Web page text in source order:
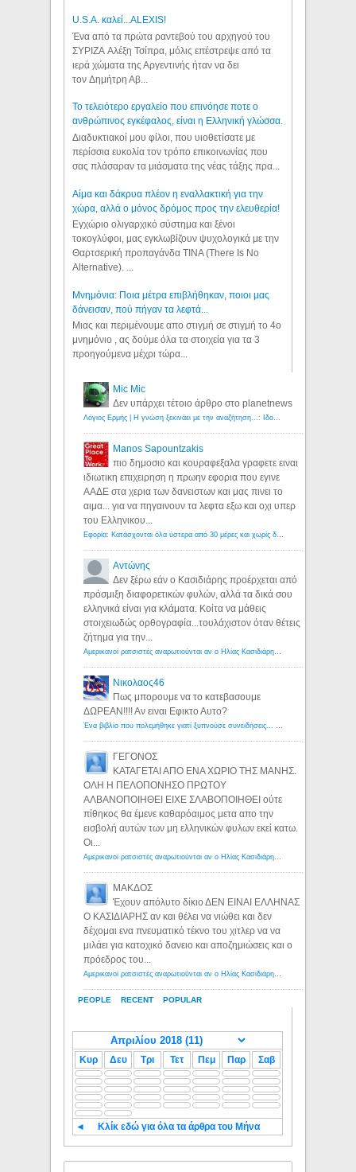
U.S.A. καλεί...ALEXIS!
Ένα από τα πρώτα ραντεβού του αρχηγού του
ΣΥΡΙΖΑ Αλέξη Τσίπρα, μόλις επέστρεψε από τα
ιερά χώματα της Αργεντινής ήταν να δει
τον Δημήτρη Αβ...
Το τελειότερο εργαλείο που επινόησε ποτε ο
ανθρώπινος εγκέφαλος, είναι η Ελληνική γλώσσα.
Διαδυκτιακοί μου φίλοι, που υιοθετίσατε με
περίσσια ευκολία τον τρόπο επικοινωνίας που
σας πλάσαραν τα μιάσματα της νέας τάξης πρα...
Αίμα και δάκρυα πλέον η εναλλακτική για την
χώρα, αλλά ο μόνος δρόμος προς την ελευθερία!
Εγχώριο ολιγαρχικό σύστημα και ξένοι
τοκογλύφοι, μας εγκλωβίζουν ψυχολογικά με την
Θαρτσερική προπαγάνδα TINA (There Is No
Alternative). ...
Μνημόνια: Ποια μέτρα επιβλήθηκαν, ποιοι μας
δάνεισαν, πού πήγαν τα λεφτά...
Μιας και περιμένουμε απο στιγμή σε στιγμή το 4ο
μνημόνιο , ας δούμε όλα τα στοιχεία για τα 3
προηγούμενα μέχρι τώρα...
PEOPLE RECENT POPULAR
Mic Mic
Δεν υπάρχει τέτοιο άρθρο στο planetnews
Manos Sapountzakis
πιο δημοσιο και κουραφεξαλα γραφετε ειναι
ιδιωτικη επιχειρηση η πρωην εφορια που εγινε
ΑΑΔΕ στα χερια των δανειστων και μας πινει το
αιμα... για να πηγαινουν τα λεφτα εξω και οχι υπερ
του Ελληνικου...
Αντώνης
Δεν ξέρω εάν ο Κασιδιάρης προέρχεται από
πρόσμιξη διαφορετικών φυλών, αλλά τα δικά σου
ελληνικά είναι για κλάματα. Κοίτα να μάθεις
στοιχειωδώς ορθογραφία...τουλάχιστον όταν θέτεις
ζήτημα για την...
Νικολαος46
Πως μπορουμε να το κατεβασουμε
ΔΩΡΕΑΝ!!!! Αν ειναι Εφικτο Αυτο?
ΓΕΓΟΝΟΣ
ΚΑΤΑΓΕΤΑΙ ΑΠΟ ΕΝΑ ΧΩΡΙΟ ΤΗΣ ΜΑΝΗΣ.
ΟΛΗ Η ΠΕΛΟΠΟΝΗΣΟ ΠΡΩΤΟΥ
ΑΛΒΑΝΟΠΟΙΗΘΕΙ ΕΙΧΕ ΣΛΑΒΟΠΟΙΗΘΕΙ ούτε
πίθηκος θα έμενε καθαρόαιμος μετα απο την
εισβολή αυτών των μη ελληνικών φυλων εκεί κατω.
Οι...
ΜΑΚΔΟΣ
Έχουν απόλυτο δίκιο ΔΕΝ ΕΙΝΑΙ ΕΛΛΗΝΑΣ
Ο ΚΑΣΙΔΙΑΡΗΣ αν και θέλει να νιώθει και δεν
δέχομαι ενα πνευματικό τέκνο του χιτλερ να να
μιλάει για κατοχικό δανειο και αποζημιώσεις και ο
πρόεδρος του...
Κυρ Δευ Τρι Τετ Πεμ Παρ Σαβ
◄ Κλίκ εδώ για όλα τα άρθρα του Μήνα